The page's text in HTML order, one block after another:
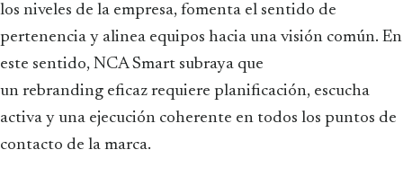
los niveles de la empresa, fomenta el sentido de
pertenencia y alinea equipos hacia una visión común. En
este sentido, NCA Smart subraya que
un rebranding eficaz requiere planificación, escucha
activa y una ejecución coherente en todos los puntos de
contacto de la marca.